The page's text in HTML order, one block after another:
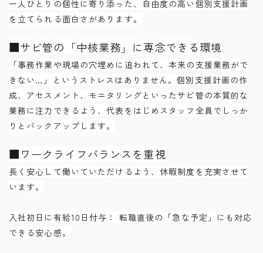
一人ひとりの個性に寄り添った、自由度の高い個別支援計画
を立てられる面白さがあります。
■サビ管の「中核業務」に専念できる環境
「事務作業や現場の穴埋めに追われて、本来の支援業務がで
きない…」というストレスはありません。個別支援計画の作
成、アセスメント、モニタリングといったサビ管の本質的な
業務に注力できるよう、代表をはじめスタッフ全員でしっか
りとバックアップします。
■ワークライフバランスを重視
長く安心して働いていただけるよう、休暇制度を充実させて
います。
入社初日に有給10日付与： 転職直後の「急な予定」にも対応
できる安心感。